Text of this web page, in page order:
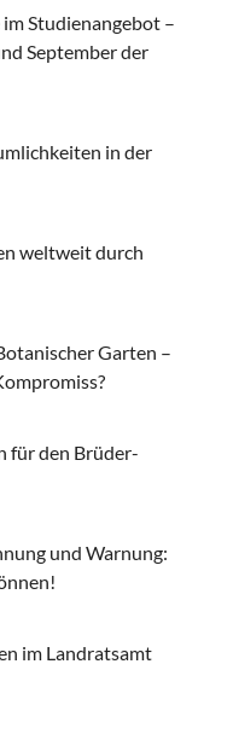
Studienangebot –
September der
in der
weltweit durch
Garten –
für den Brüder-
und Warnung:
im Landratsamt